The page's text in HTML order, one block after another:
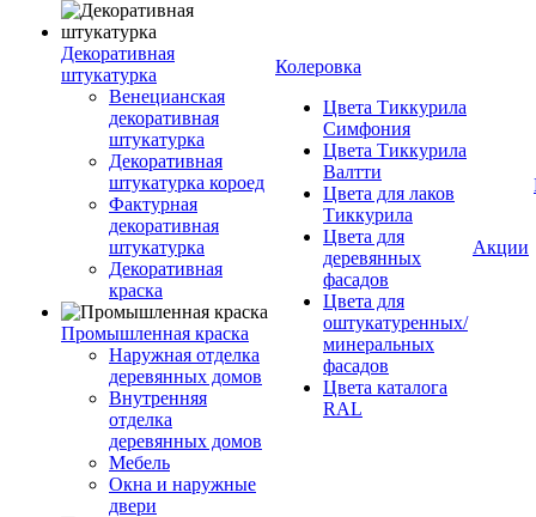
Декоративная
штукатурка
Венецианская
декоративная
штукатурка
Декоративная
штукатурка короед
Фактурная
декоративная
штукатурка
Декоративная
краска
Промышленная краска
Наружная отделка
деревянных домов
Внутренняя
отделка
деревянных домов
Мебель
Окна и наружные
двери
Колеровка
Цвета Тиккурила
Симфония
Цвета Тиккурила
Валтти
Цвета для лаков
Тиккурила
Цвета для
деревянных
фасадов
Цвета для
оштукатуренных/
минеральных
фасадов
Цвета каталога
RAL
Акции